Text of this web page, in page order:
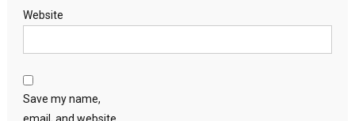
Website
Save my name,